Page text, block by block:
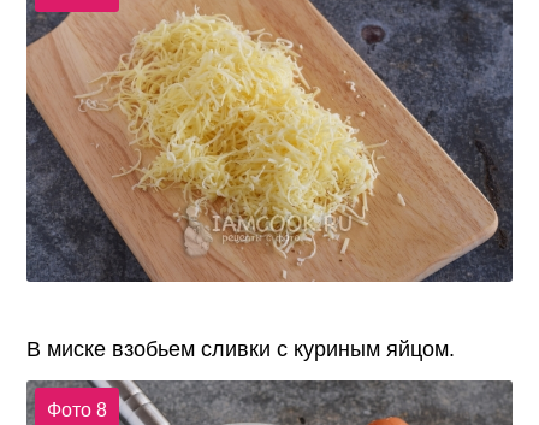
В миске взобьем сливки с куриным яйцом.
Фото 8